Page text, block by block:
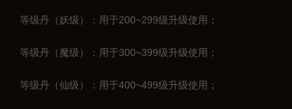
等级丹（妖级）：用于200~299级升级使用；
等级丹（魔级）：用于300~399级升级使用；
等级丹（仙级）：用于400~499级升级使用；